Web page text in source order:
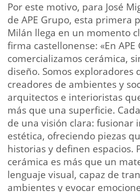
Por este motivo, para José
de APE Grupo, esta primera
Milán llega en un momento
firma castellonense: «En
comercializamos cerámica,
diseño. Somos exploradores
creadores de ambientes y
arquitectos e interioristas
más que una superficie.
de una visión clara: fusionar
estética, ofreciendo piezas
historias y definen espacios.
cerámica es más que un
lenguaje visual, capaz de
ambientes y evocar